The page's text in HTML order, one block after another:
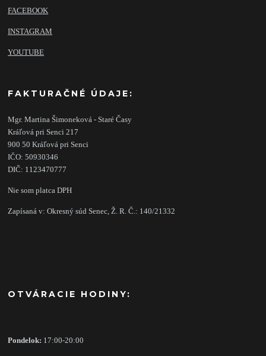
FACEBOOK
INSTAGRAM
YOUTUBE
FAKTURAČNÉ ÚDAJE:
Mgr. Martina Šimoneková - Staré Časy
Kráľová pri Senci 217
900 50 Kráľová pri Senci
IČO: 50930346
DIČ: 1123470777
Nie som platca DPH
Zapísaná v: Okresný súd Senec, Ž. R. Č.: 140/21332
OTVÁRACIE HODINY:
Pondelok: 17:00-20:00